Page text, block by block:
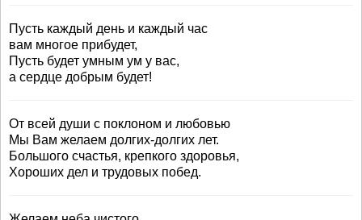
Пусть каждый день и каждый час
вам многое прибудет,
Пусть будет умным ум у вас,
а сердце добрым будет!
От всей души с поклоном и любовью
Мы Вам желаем долгих-долгих лет.
Большого счастья, крепкого здоровья,
Хороших дел и трудовых побед.